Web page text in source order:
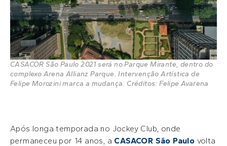
CASACOR São Paulo 2021 será no Parque Mirante, dentro do
complexo Arena Allianz Parque. Intervenção Artística de
Felipe Morozini marca a mudança. Créditos: Felipe Avarena
Após longa temporada no Jockey Club, onde
permaneceu por 14 anos, a CASACOR São Paulo volta